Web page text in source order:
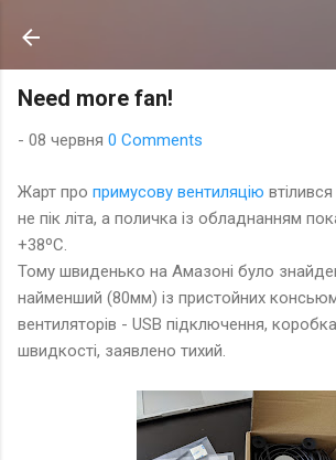
Need more fan!
- 08 червня 0 Comments
Жарт про примусову вентиляцію
не пік літа, а поличка із обладнанням
+38ºC.
Тому швиденько на Амазоні було
найменший (80мм) із пристойних
вентиляторів - USB підключення,
швидкості, заявлено тихий.